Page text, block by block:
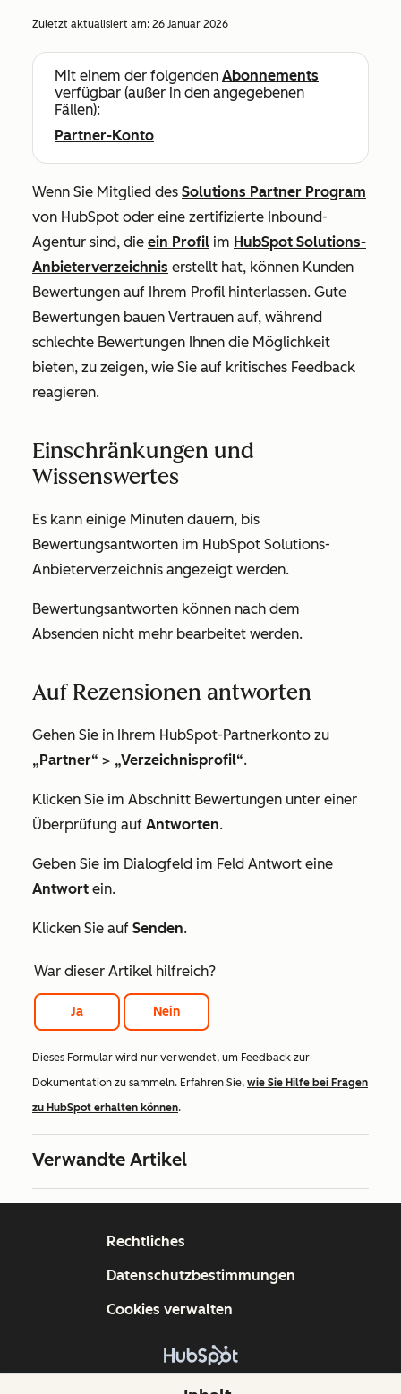
Zuletzt aktualisiert am: 26 Januar 2026
Mit einem der folgenden Abonnements
verfügbar (außer in den angegebenen
Fällen):
Partner-Konto
Wenn Sie Mitglied des Solutions Partner Program
von HubSpot oder eine zertifizierte Inbound-
Agentur sind, die ein Profil im HubSpot Solutions-
Anbieterverzeichnis erstellt hat, können Kunden
Bewertungen auf Ihrem Profil hinterlassen. Gute
Bewertungen bauen Vertrauen auf, während
schlechte Bewertungen Ihnen die Möglichkeit
bieten, zu zeigen, wie Sie auf kritisches Feedback
reagieren.
Einschränkungen und
Wissenswertes
Es kann einige Minuten dauern, bis
Bewertungsantworten im HubSpot Solutions-
Anbieterverzeichnis angezeigt werden.
Bewertungsantworten können nach dem
Absenden nicht mehr bearbeitet werden.
Auf Rezensionen antworten
Gehen Sie in Ihrem HubSpot-Partnerkonto zu
„Partner“ > „Verzeichnisprofil“.
Klicken Sie im Abschnitt Bewertungen unter einer
Überprüfung auf Antworten.
Geben Sie im Dialogfeld im Feld Antwort eine
Antwort ein.
Klicken Sie auf Senden.
War dieser Artikel hilfreich?
Ja Nein
Dieses Formular wird nur verwendet, um Feedback zur
Dokumentation zu sammeln. Erfahren Sie, wie Sie Hilfe bei Fragen
zu HubSpot erhalten können.
Verwandte Artikel
Copyright © 2026 HubSpot, Inc.
Rechtliches
Datenschutzbestimmungen
Cookies verwalten